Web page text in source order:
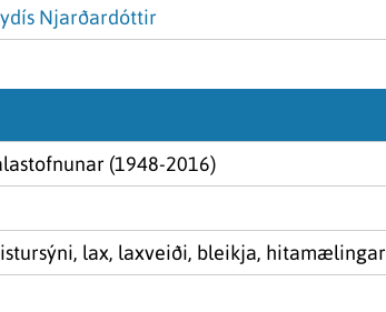
Njarðardóttir
(1948-2016)
lax, laxveiði, bleikja, hitamælingar